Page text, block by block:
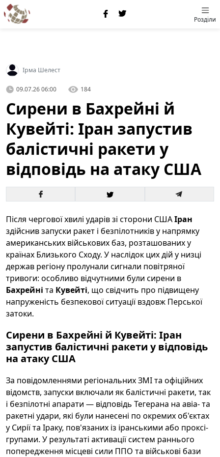
Розділи
Ірма Шелест
09.07.26 06:00 184
Сирени в Бахрейні й
Кувейті: Іран запустив
балістичні ракети у
відповідь на атаку США
Після чергової хвилі ударів зі сторони СШАІран
здійснив запуски ракет і безпілотників у напрямку
американських військових баз, розташованих у
країнах Близького Сходу. У наслідок цих дій у низці
держав регіону пролунали сигнали повітряної
тривоги: особливо відчутними були сирени в
Бахрейні та Кувейті, що свідчить про підвищену
напруженість безпекової ситуації вздовж Перської
затоки.
Сирени в Бахрейні й Кувейті: Іран
запустив балістичні ракети у відповідь
на атаку США
За повідомленнями регіональних ЗМІ та офіційних
відомств, запуски включали як балістичні ракети, так
і безпілотні апарати — відповідь Тегерана на авіа- та
ракетні удари, які були нанесені по окремих об'єктах
у Сирії та Іраку, пов'язаних із іранськими або проксі-
групами. У результаті активації систем раннього
попередження місцеві сили ППО та військові бази